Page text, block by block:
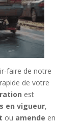
faire de notre
de votre
est
en vigueur,
ou amende en